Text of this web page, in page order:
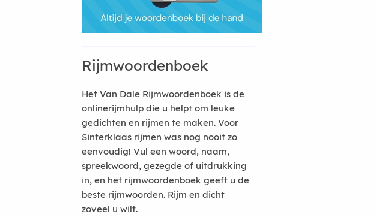
Rijmwoordenboek
Het Van Dale Rijmwoordenboek is de
onlinerijmhulp die u helpt om leuke
gedichten en rijmen te maken. Voor
Sinterklaas rijmen was nog nooit zo
eenvoudig! Vul een woord, naam,
spreekwoord, gezegde of uitdrukking
in, en het rijmwoordenboek geeft u de
beste rijmwoorden. Rijm en dicht
zoveel u wilt.